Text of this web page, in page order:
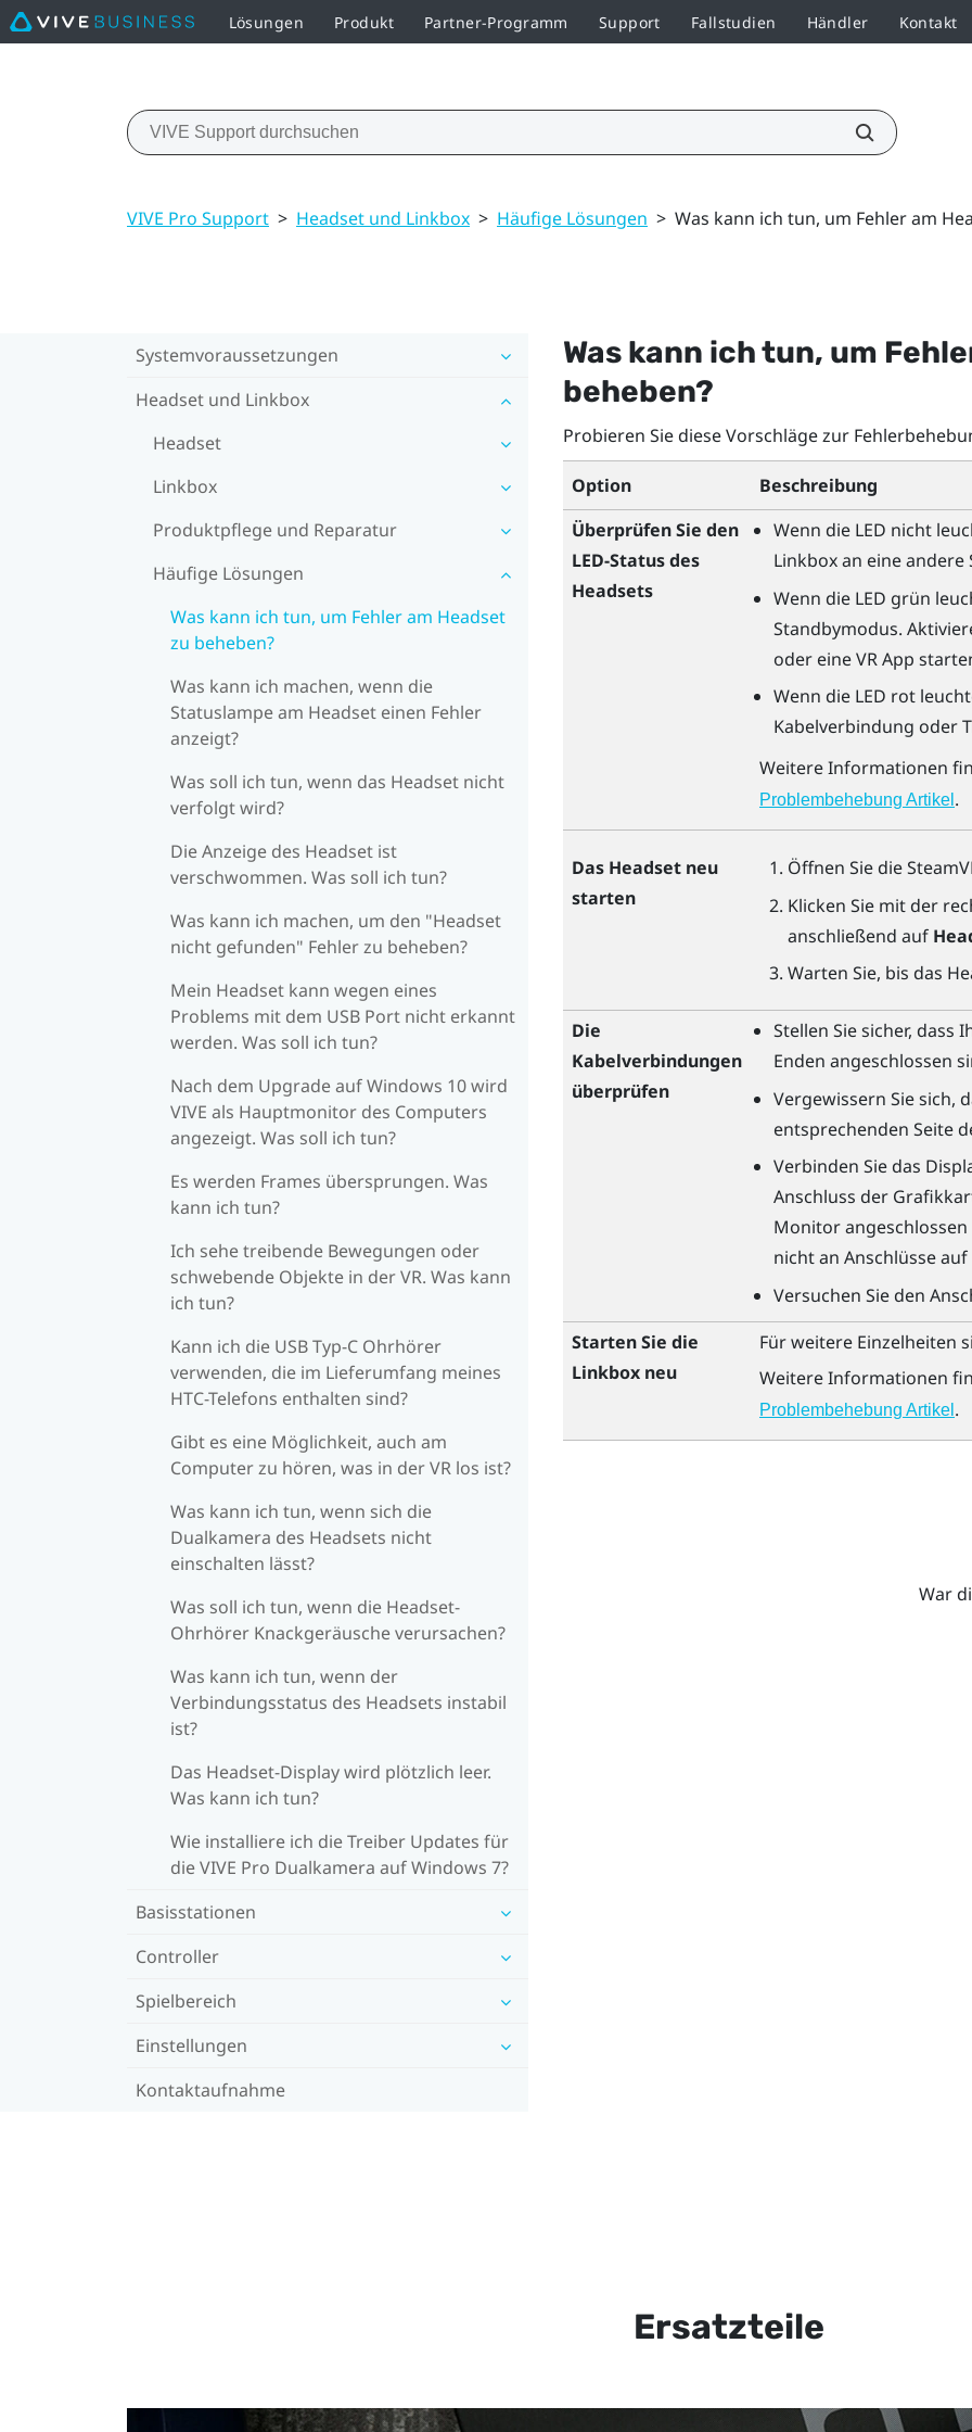
Lösungen Produkt Partner-Programm Support Fallstudien Händler Kontakt
VIVE Pro Support > Headset und Linkbox > Häufige Lösungen > Was kann ich tun, um Fehler am
Systemvoraussetzungen
Headset und Linkbox
Headset
Linkbox
Produktpflege und Reparatur
Häufige Lösungen
Was kann ich tun, um Fehler am Headset
zu beheben?
Was kann ich machen, wenn die
Statuslampe am Headset einen Fehler
anzeigt?
Was soll ich tun, wenn das Headset nicht
verfolgt wird?
Die Anzeige des Headset ist
verschwommen. Was soll ich tun?
Was kann ich machen, um den "Headset
nicht gefunden" Fehler zu beheben?
Mein Headset kann wegen eines
Problems mit dem USB Port nicht erkannt
werden. Was soll ich tun?
Nach dem Upgrade auf Windows 10 wird
VIVE als Hauptmonitor des Computers
angezeigt. Was soll ich tun?
Es werden Frames übersprungen. Was
kann ich tun?
Ich sehe treibende Bewegungen oder
schwebende Objekte in der VR. Was kann
ich tun?
Kann ich die USB Typ-C Ohrhörer
verwenden, die im Lieferumfang meines
HTC-Telefons enthalten sind?
Gibt es eine Möglichkeit, auch am
Computer zu hören, was in der VR los ist?
Was kann ich tun, wenn sich die
Dualkamera des Headsets nicht
einschalten lässt?
Was soll ich tun, wenn die Headset-
Ohrhörer Knackgeräusche verursachen?
Was kann ich tun, wenn der
Verbindungsstatus des Headsets instabil
ist?
Das Headset-Display wird plötzlich leer.
Was kann ich tun?
Wie installiere ich die Treiber Updates für
die VIVE Pro Dualkamera auf Windows 7?
Basisstationen
Controller
Spielbereich
Einstellungen
Kontaktaufnahme
Was kann ich tun, um
beheben?
Probieren Sie diese Vorschläge zur
Option
Beschreibung
Überprüfen Sie den
LED-Status des
Headsets
Wenn die LED nicht
Linkbox an eine andere
Wenn die LED grün
Standbymodus.
oder eine VR App
Wenn die LED rot
Kabelverbindung oder
Weitere Informationen
Problembehebung Artikel .
Das Headset neu
starten
Öffnen Sie die
Klicken Sie mit der
anschließend auf
Warten Sie, bis das
Die
Kabelverbindungen
überprüfen
Stellen Sie sicher, dass
Enden angeschlossen
Vergewissern Sie sich,
entsprechenden Seite
Verbinden Sie das
Anschluss der
Monitor angeschlossen
nicht an Anschlüsse
Versuchen Sie den
Starten Sie die
Linkbox neu
Für weitere Einzelheiten
Weitere Informationen
Problembehebung Artikel .
War
Ersatzteile